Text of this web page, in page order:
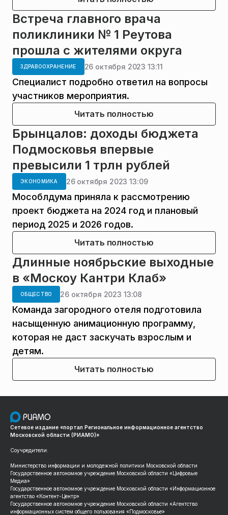
Встреча главного врача
поликлиники № 1 Реутова
прошла с жителями округа
ЗДРАВООХРАНЕНИЕ 26 октября 2023 13:11
Специалист подробно ответил на вопросы
участников мероприятия.
Читать полностью
Брынцалов: доходы бюджета
Подмосковья впервые
превысили 1 трлн рублей
ЭКОНОМИКА 26 октября 2023 13:09
Мособлдума приняла к рассмотрению
проект бюджета на 2024 год и плановый
период 2025 и 2026 годов.
Читать полностью
Длинные ноябрьские выходные
в «Москоу Кантри Клаб»
ОБЩЕСТВО 26 октября 2023 13:08
Команда загородного отеля подготовила
насыщенную анимационную программу,
которая не даст заскучать взрослым и
детям.
Читать полностью
Сетевое издание «портал Региональное информационное агентство
Московской области (РИАМО)»
Соучредители:
Министерство информации и молодежной политики Московской области
Государственное автономное учреждение Московской области «Цифровые
Медиа»
Государственное автономное учреждение Московской области «Информационное
агентство «Контент-Центр»
Государственное автономное учреждение Московской области «Агентство
информационных систем общего пользования «Подмосковье»